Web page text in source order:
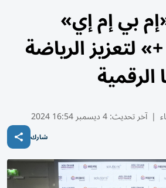
بي إم إي»
لتعزيز الرياضة
الرقمية
| آخر تحديث:4 ديسمبر 16:54 2024
شارك